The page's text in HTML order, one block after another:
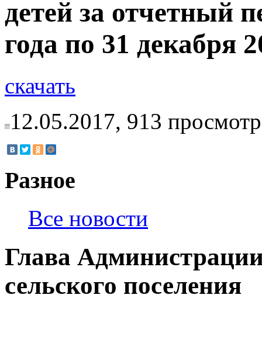
детей за отчетный
года по 31 декабря
скачать
12.05.2017, 913
Разное
Все новости
Глава
сельского поселения